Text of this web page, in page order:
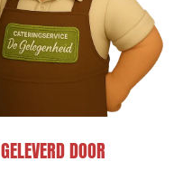
GELEVERD DOOR